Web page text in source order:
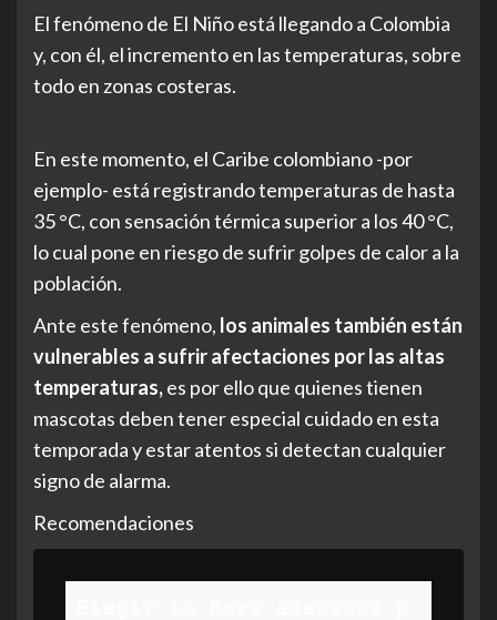
El fenómeno de El Niño está llegando a Colombia
y, con él, el incremento en las temperaturas, sobre
todo en zonas costeras.
En este momento, el Caribe colombiano -por
ejemplo- está registrando temperaturas de hasta
35 °C, con sensación térmica superior a los 40 °C,
lo cual pone en riesgo de sufrir golpes de calor a la
población.
Ante este fenómeno, los animales también están
vulnerables a sufrir afectaciones por las altas
temperaturas,es por ello que quienes tienen
mascotas deben tener especial cuidado en esta
temporada y estar atentos si detectan cualquier
signo de alarma.
Recomendaciones